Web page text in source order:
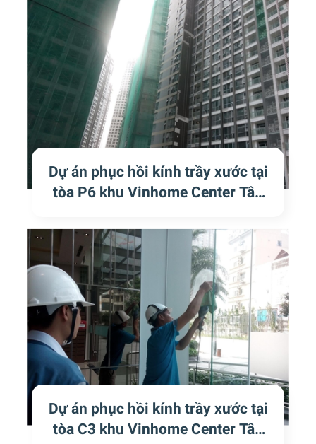
Dự án phục hồi kính trầy xước tại
tòa P6 khu Vinhome Center Tân
Dự án phục hồi kính trầy xước tại
tòa C3 khu Vinhome Center Tân